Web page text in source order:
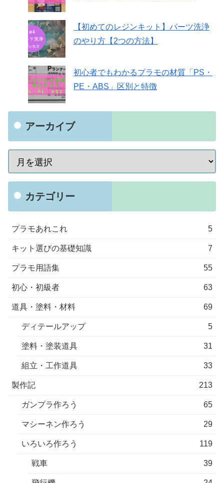
【初めてのレジンキット】パーツ洗浄
のやり方【2つの方法】
初心者でもわかるプラモの材質「PS・
PE・ABS」区別と特徴
アーカイブ
カテゴリー
プラモあれこれ 5
キット選びの基礎知識 7
プラモ用語集 55
初心・初級者 63
道具・塗料・材料 69
ディテールアップ 5
塗料・塗装道具 31
組立・工作道具 33
製作記 213
ガンプラ作ろう 65
マシーネン作ろう 29
いろいろ作ろう 119
戦車 39